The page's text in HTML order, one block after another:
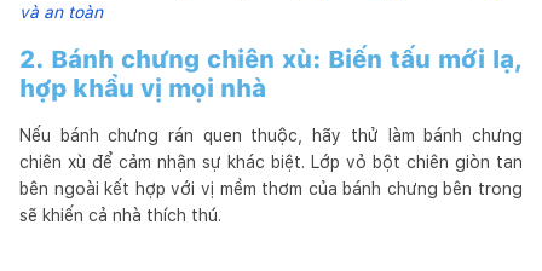
và an toàn
2. Bánh chưng chiên xù: Biến tấu mới lạ,
hợp khẩu vị mọi nhà
Nếu bánh chưng rán quen thuộc, hãy thử làm bánh chưng
chiên xù để cảm nhận sự khác biệt. Lớp vỏ bột chiên giòn tan
bên ngoài kết hợp với vị mềm thơm của bánh chưng bên trong
sẽ khiến cả nhà thích thú.